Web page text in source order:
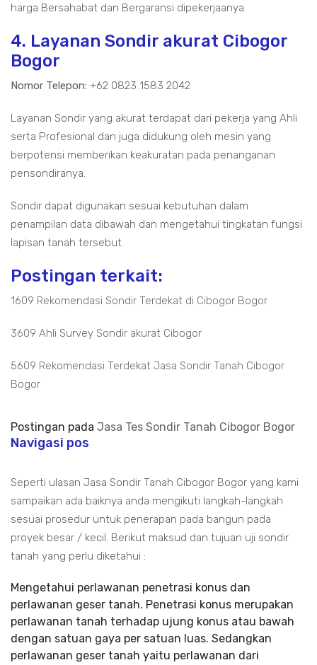
harga Bersahabat dan Bergaransi dipekerjaanya.
4. Layanan Sondir akurat Cibogor
Bogor
Nomor Telepon: +62 0823 1583 2042
Layanan Sondir yang akurat terdapat dari pekerja yang Ahli
serta Profesional dan juga didukung oleh mesin yang
berpotensi memberikan keakuratan pada penanganan
pensondiranya.
Sondir dapat digunakan sesuai kebutuhan dalam
penampilan data dibawah dan mengetahui tingkatan fungsi
lapisan tanah tersebut.
Postingan terkait:
1609 Rekomendasi Sondir Terdekat di Cibogor Bogor
3609 Ahli Survey Sondir akurat Cibogor
5609 Rekomendasi Terdekat Jasa Sondir Tanah Cibogor
Bogor
Postingan pada Jasa Tes Sondir Tanah Cibogor Bogor
Navigasi pos
Seperti ulasan Jasa Sondir Tanah Cibogor Bogor yang kami
sampaikan ada baiknya anda mengikuti langkah-langkah
sesuai prosedur untuk penerapan pada bangun pada
proyek besar / kecil. Berikut maksud dan tujuan uji sondir
tanah yang perlu diketahui :
Mengetahui perlawanan penetrasi konus dan
perlawanan geser tanah. Penetrasi konus merupakan
perlawanan tanah terhadap ujung konus atau bawah
dengan satuan gaya per satuan luas. Sedangkan
perlawanan geser tanah yaitu perlawanan dari